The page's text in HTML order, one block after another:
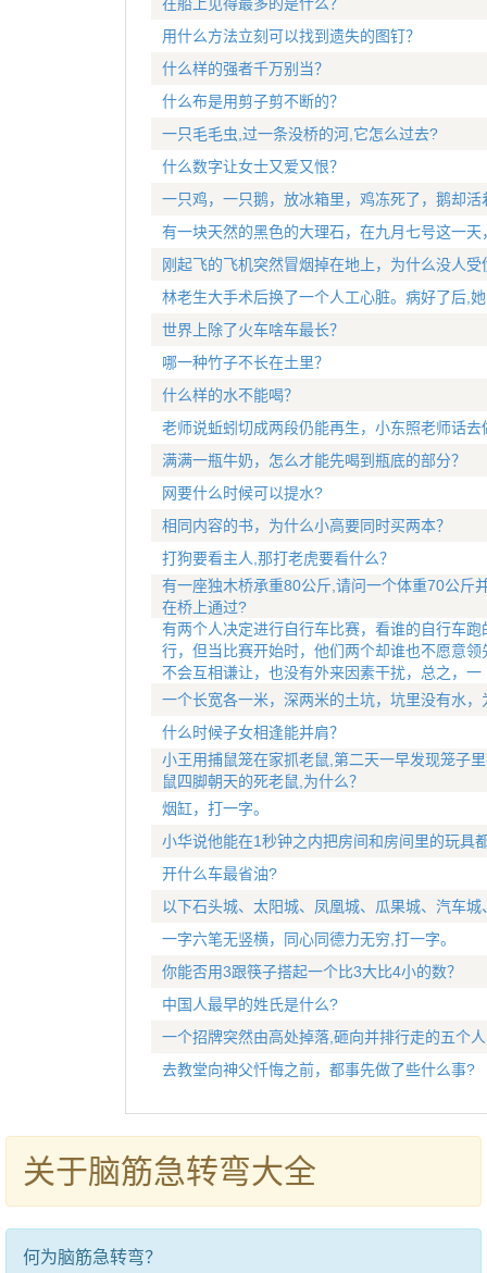
用什么方法立刻可以找到遗失的图钉？
什么样的强者千万别当？
什么布是用剪子剪不断的？
一只毛毛虫,过一条没桥的河,它怎么过去?
什么数字让女士又爱又恨？
一只鸡，一只鹅，放冰箱里，鸡冻死了，鹅却活
有一块天然的黑色的大理石，在九月七号这一
刚起飞的飞机突然冒烟掉在地上，为什么没人受
林老生大手术后换了一个人工心脏。病好了后,
世界上除了火车啥车最长？
哪一种竹子不长在土里？
什么样的水不能喝？
老师说蚯蚓切成两段仍能再生，小东照老师话
满满一瓶牛奶，怎么才能先喝到瓶底的部分？
网要什么时候可以提水?
相同内容的书，为什么小高要同时买两本？
打狗要看主人,那打老虎要看什么？
有一座独木桥承重80公斤,请问一个体重70公斤
在桥上通过?
有两个人决定进行自行车比赛，看谁的自行车
行，但当比赛开始时，他们两个却谁也不愿意
不会互相谦让，也没有外来因素干扰，总之，一
一个长宽各一米，深两米的土坑，坑里没有水
什么时候子女相逢能并肩？
小王用捕鼠笼在家抓老鼠,第二天一早发现笼子
鼠四脚朝天的死老鼠,为什么？
烟缸，打一字。
小华说他能在1秒钟之内把房间和房间里的玩具
开什么车最省油?
以下石头城、太阳城、凤凰城、瓜果城、汽车
一字六笔无竖横，同心同德力无穷,打一字。
你能否用3跟筷子搭起一个比3大比4小的数？
中国人最早的姓氏是什么?
一个招牌突然由高处掉落,砸向并排行走的五个
去教堂向神父忏悔之前，都事先做了些什么事?
关于脑筋急转弯大全
何为脑筋急转弯？